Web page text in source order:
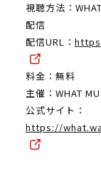
視聴方法：
配信
配信URL：
料金：無料
主催：WHAT
公式サイト：
https://